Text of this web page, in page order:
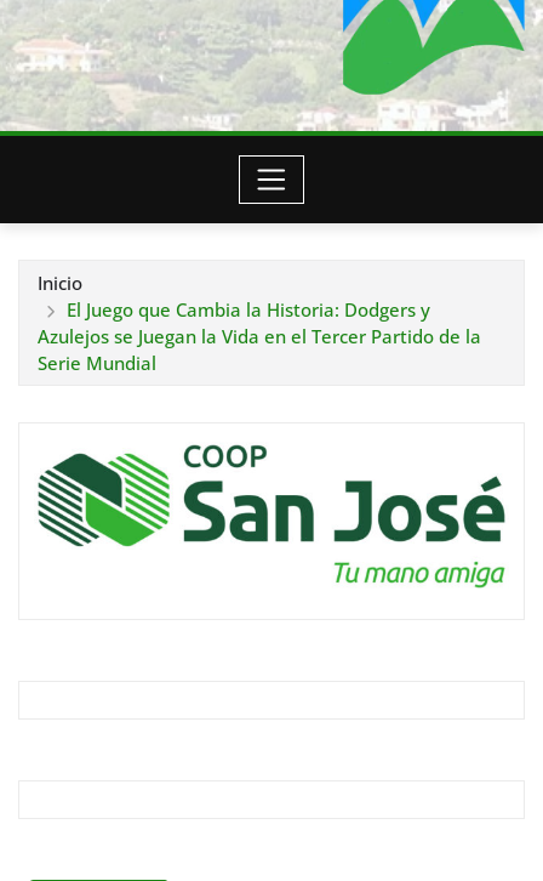
Inicio
El Juego que Cambia la Historia: Dodgers y
Azulejos se Juegan la Vida en el Tercer Partido de la
Serie Mundial